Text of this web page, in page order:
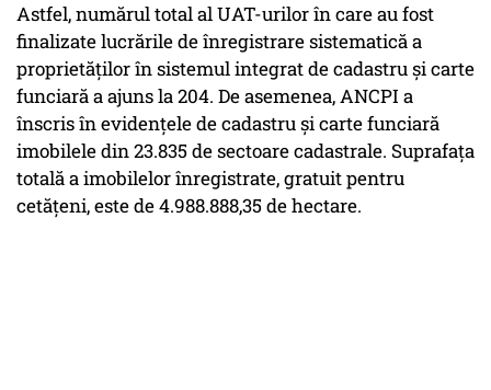
Astfel, numărul total al UAT-urilor în care au fost
finalizate lucrările de înregistrare sistematică a
proprietăților în sistemul integrat de cadastru și carte
funciară a ajuns la 204. De asemenea, ANCPI a
înscris în evidențele de cadastru și carte funciară
imobilele din 23.835 de sectoare cadastrale. Suprafața
totală a imobilelor înregistrate, gratuit pentru
cetățeni, este de 4.988.888,35 de hectare.